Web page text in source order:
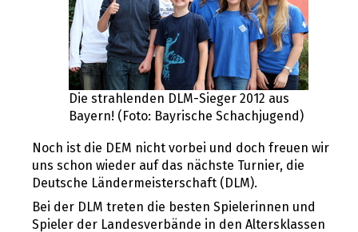
Die strahlenden DLM-Sieger 2012 aus
Bayern! (Foto: Bayrische Schachjugend)
Noch ist die DEM nicht vorbei und doch freuen wir
uns schon wieder auf das nächste Turnier, die
Deutsche Ländermeisterschaft (DLM).
Bei der DLM treten die besten Spielerinnen und
Spieler der Landesverbände in den Altersklassen